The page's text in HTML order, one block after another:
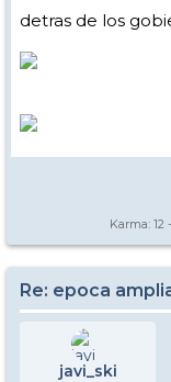
detras de los
Karma: 12
Re: epoca
javi_ski